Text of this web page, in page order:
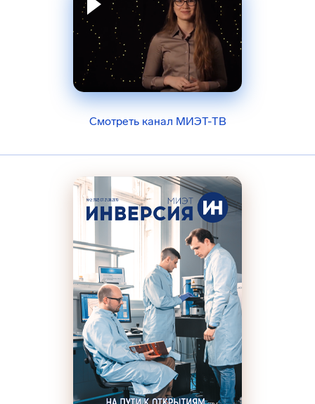
Смотреть канал МИЭТ-ТВ